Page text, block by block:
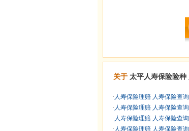
关于 太平人寿保险险种
· 人寿保险理赔 人寿保险查询
· 人寿保险理赔 人寿保险查询
· 人寿保险理赔 人寿保险查询
· 人寿保险理赔 人寿保险查询